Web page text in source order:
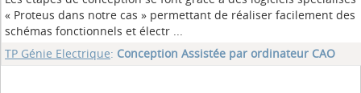
« Proteus dans notre cas » permettant de réaliser facilement des
schémas fonctionnels et électr ...
TP Génie Electrique: Conception Assistée par ordinateur CAO